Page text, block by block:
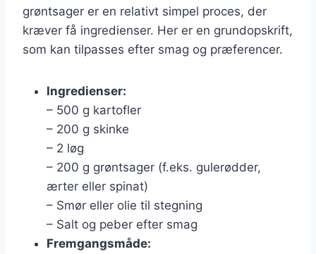
grøntsager er en relativt simpel proces, der
kræver få ingredienser. Her er en grundopskrift,
som kan tilpasses efter smag og præferencer.
Ingredienser:
– 500 g kartofler
– 200 g skinke
– 2 løg
– 200 g grøntsager (f.eks. gulerødder,
ærter eller spinat)
– Smør eller olie til stegning
– Salt og peber efter smag
Fremgangsmåde: